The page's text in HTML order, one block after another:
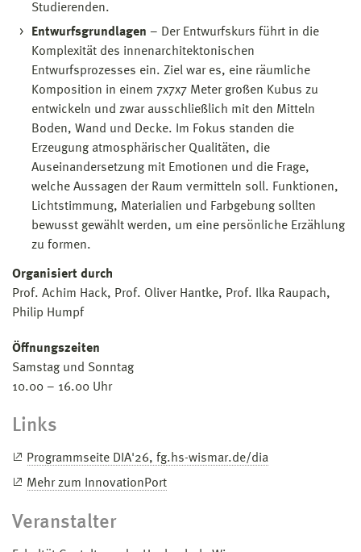
Studierenden.
Entwurfsgrundlagen – Der Entwurfskurs führt in die
Komplexität des innenarchitektonischen
Entwurfsprozesses ein. Ziel war es, eine räumliche
Komposition in einem 7x7x7 Meter großen Kubus zu
entwickeln und zwar ausschließlich mit den Mitteln
Boden, Wand und Decke. Im Fokus standen die
Erzeugung atmosphärischer Qualitäten, die
Auseinandersetzung mit Emotionen und die Frage,
welche Aussagen der Raum vermitteln soll. Funktionen,
Lichtstimmung, Materialien und Farbgebung sollten
bewusst gewählt werden, um eine persönliche Erzählung
zu formen.
Organisiert durch
Prof. Achim Hack, Prof. Oliver Hantke, Prof. Ilka Raupach,
Philip Humpf
Öffnungszeiten
Samstag und Sonntag
10.00 – 16.00 Uhr
Links
Programmseite DIA'26, fg.hs-wismar.de/dia
Mehr zum InnovationPort
Veranstalter